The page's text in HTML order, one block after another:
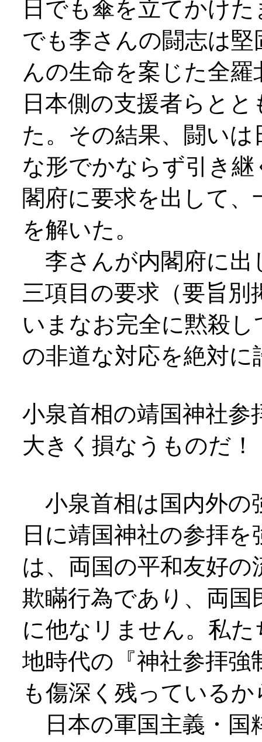
日でも傘を立てかけ
でも李さんの闘志は
んの生命を案じた全
日本側の支援者らと
た。その結果、闘い
な形でかならず引き
閣府に要求を出して
を解いた。
李さんが内閣府に出
三項目の要求（要旨
いまなお完全に黙殺
の非道な対応を絶対に
小泉首相の靖国神社参
大きく損なうものだ！
小泉首相は国内外の
日に靖国神社の参拝
は、両国の平和友好
欺瞞行為であり、両
に他なリません。私
地時代の『神社参拝
も傷深く残っている
日本の軍国主義・国